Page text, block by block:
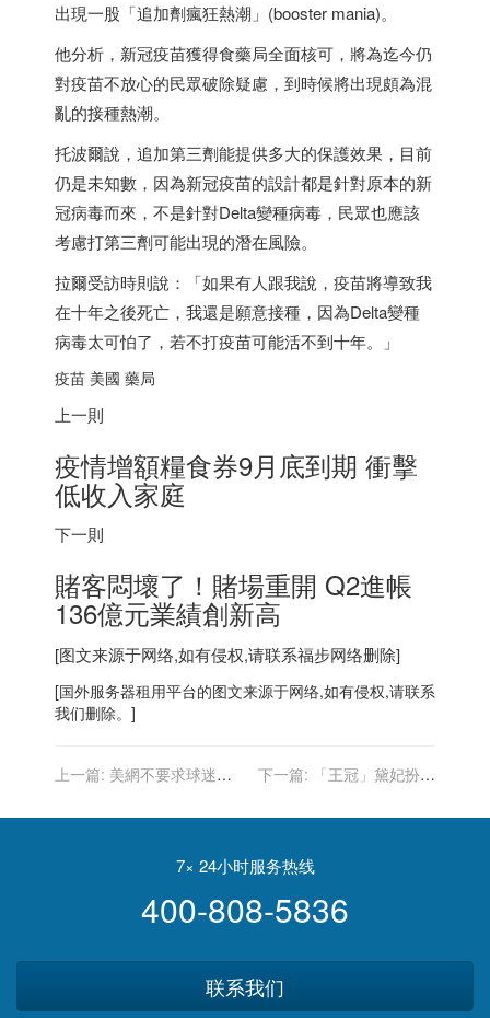
出現一股「追加劑瘋狂熱潮」(booster mania)。
他分析，新冠疫苗獲得食藥局全面核可，將為迄今仍
對疫苗不放心的民眾破除疑慮，到時候將出現頗為混
亂的接種熱潮。
托波爾說，追加第三劑能提供多大的保護效果，目前
仍是未知數，因為新冠疫苗的設計都是針對原本的新
冠病毒而來，不是針對Delta變種病毒，民眾也應該
考慮打第三劑可能出現的潛在風險。
拉爾受訪時則說：「如果有人跟我說，疫苗將導致我
在十年之後死亡，我還是願意接種，因為Delta變種
病毒太可怕了，若不打疫苗可能活不到十年。」
疫苗 美國 藥局
上一則
疫情增額糧食券9月底到期 衝擊
低收入家庭
下一則
賭客悶壞了！賭場重開 Q2進帳
136億元業績創新高
[图文来源于网络,如有侵权,请联系福步网络删除]
[国外服务器租用平台的图文来源于网络,如有侵权,请联系
我们删除。]
上一篇: 美網不要求球迷戴
速改
下一篇:
「王冠」黛妃扮演
7× 24小时服务热线
400-808-5836
联系我们